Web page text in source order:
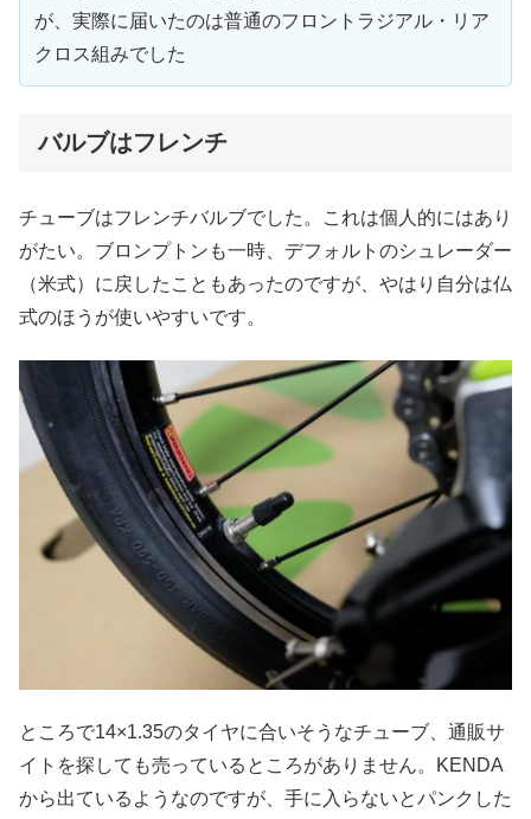
が、実際に届いたのは普通のフロントラジアル・リア
クロス組みでした
バルブはフレンチ
チューブはフレンチバルブでした。これは個人的にはあり
がたい。ブロンプトンも一時、デフォルトのシュレーダー
（米式）に戻したこともあったのですが、やはり自分は仏
式のほうが使いやすいです。
ところで14×1.35のタイヤに合いそうなチューブ、通販サ
イトを探しても売っているところがありません。KENDA
から出ているようなのですが、手に入らないとパンクした